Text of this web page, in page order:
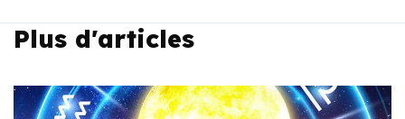
Plus d'articles